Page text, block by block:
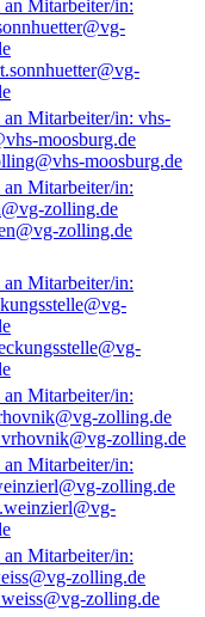
moosburg.de
zolling.de
zolling.de
zolling.de